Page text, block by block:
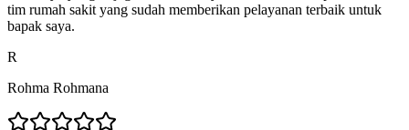
tim rumah sakit yang sudah memberikan pelayanan terbaik untuk
bapak saya.
R
Rohma Rohmana